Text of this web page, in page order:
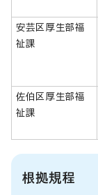
安芸区厚生部福
祉課
佐伯区厚生部福
祉課
根拠規程